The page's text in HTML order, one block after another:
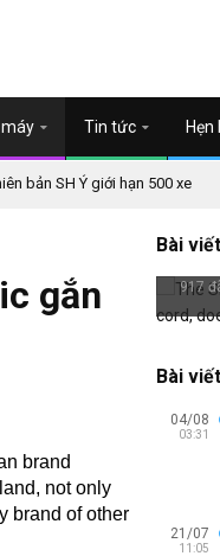
Tin tức Hẹn
bản SH Ý giới hạn 500 xe
gắn
brand
not only
brand of other
Bài
917
Bài
04/08
03:31
21/07
11:05